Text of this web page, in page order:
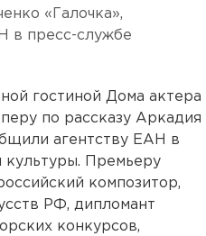
«Галочка»,
в пресс-службе
гостиной Дома актера
по рассказу Аркадия
агентству ЕАН в
культуры. Премьеру
композитор,
РФ, дипломант
конкурсов,